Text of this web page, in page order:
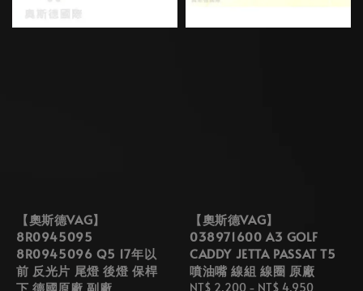
【奧斯德VAG】
8R0945095
8R0945096 Q5 17年以
前 反光片 尾燈 後燈 保桿
下 德國原廠 副廠
【奧斯德VAG】
038971600 A3 GOLF
CADDY JETTA PASSAT T5
噴油嘴 線組 線圈 原廠
Regular
NT$ 2,200 - NT$ 4,950